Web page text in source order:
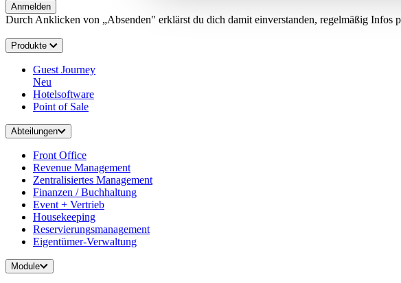
Anmelden
Durch Anklicken von „Absenden" erklärst du dich damit einverstanden, regelmäßig
Produkte
Guest Journey
Neu
Hotelsoftware
Point of Sale
Abteilungen
Front Office
Revenue Management
Zentralisiertes Management
Finanzen / Buchhaltung
Event + Vertrieb
Housekeeping
Reservierungsmanagement
Eigentümer-Verwaltung
Module